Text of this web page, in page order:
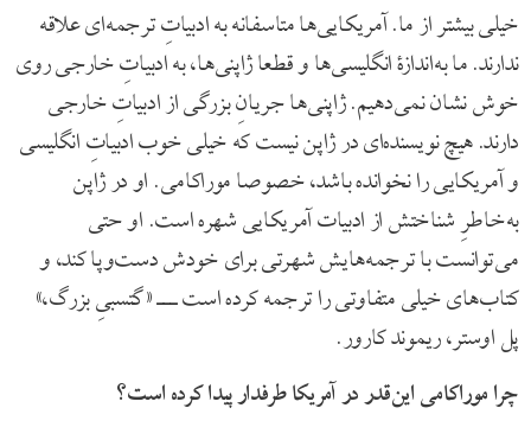
خیلی بیشتر از ما. آمریکایی‌ها متاسفانه به ادبیاتِ ترجمه‌ای علاقه
ندارند. ما به‌اندازۀ انگلیسی‌ها و قطعا ژاپنی‌ها، به ادبیاتِ خارجی روی
خوش نشان نمی‌دهیم. ژاپنی‌ها جریانِ بزرگی از ادبیاتِ خارجی
دارند. هیچ نویسنده‌ای در ژاپن نیست که خیلی خوب ادبیاتِ انگلیسی
و آمریکایی را نخوانده باشد، خصوصا موراکامی. او در ژاپن
به‌خاطرِ شناختش از ادبیات آمریکایی شهره است. او حتی
می‌توانست با ترجمه‌هایش شهرتی برای خودش دست‌وپا کند، و
کتاب‌های خیلی متفاوتی را ترجمه کرده است ‌ـــ‌ «گتسبیِ بزرگ،»
پل اوستر، ریموند کارور.
چرا موراکامی این‌قدر در آمریکا طرفدار پیدا کرده است؟